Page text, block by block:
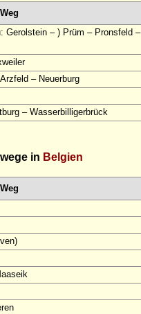
Weg
Gerolstein – ) Prüm – Pronsfeld –
– Neuerburg
– Wasserbilligerbrück
in Belgien
Weg